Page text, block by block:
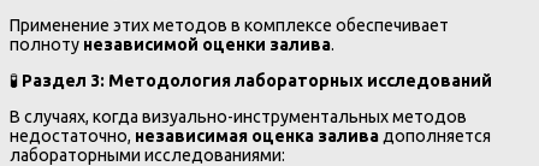
Применение этих методов в комплексе обеспечивает
полноту независимой оценки залива.
🧪 Раздел 3: Методология лабораторных исследований
В случаях, когда визуально-инструментальных методов
недостаточно, независимая оценка залива дополняется
лабораторными исследованиями: